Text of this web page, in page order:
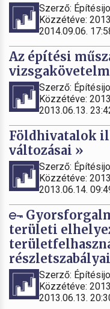
Szerző:
Közzétéve:
2014.09.06.
Az építési
Szerző:
Közzétéve:
2013.06.13.
Földhivatalok
változásai »
Szerző:
Közzétéve:
2013.06.14.
területi
Szerző:
Közzétéve:
2013.06.13.